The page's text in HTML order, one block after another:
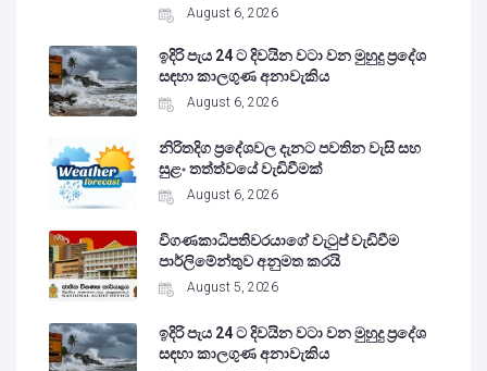
August 6, 2026
ඉදිරි පැය 24 ට දිවයින වටා වන මුහුදු ප්‍රදේශ
සඳහා කාලගුණ අනාවැකිය
August 6, 2026
නිරිතදිග ප්‍රදේශවල දැනට පවතින වැසි සහ
සුළං තත්ත්වයේ වැඩිවීමක්
August 6, 2026
විගණකාධිපතිවරයාගේ වැටුප් වැඩිවීම
පාර්ලිමේන්තුව අනුමත කරයි
August 5, 2026
ඉදිරි පැය 24 ට දිවයින වටා වන මුහුදු ප්‍රදේශ
සඳහා කාලගුණ අනාවැකිය